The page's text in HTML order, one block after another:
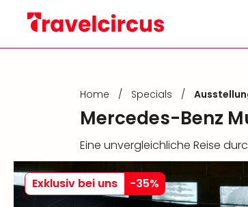
Home / Specials /
Mercedes-Benz
Eine unvergleichliche Reise
Exklusiv bei uns -35%